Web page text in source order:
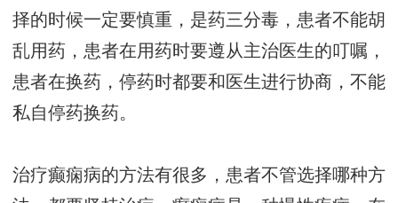
择的时候一定要慎重，是药三分毒，患者不能胡
乱用药，患者在用药时要遵从主治医生的叮嘱，
患者在换药，停药时都要和医生进行协商，不能
私自停药换药。
治疗癫痫病的方法有很多，患者不管选择哪种方